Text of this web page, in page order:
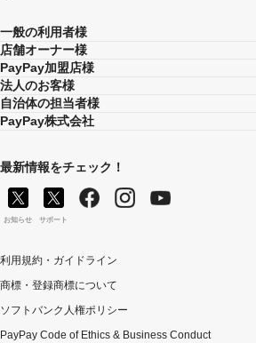
一般の利用者様
店舗オーナー様
PayPay加盟店様
法人のお客様
自治体の担当者様
PayPay株式会社
最新情報をチェック！
お知らせ サポート
利用規約・ガイドライン
商標・登録商標について
ソフトバンク人権ポリシー
PayPay Code of Ethics & Business Conduct